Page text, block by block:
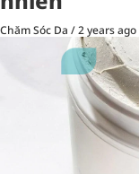
Chăm Sóc Da /2 years ago